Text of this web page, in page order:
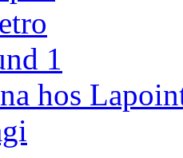
1
hos